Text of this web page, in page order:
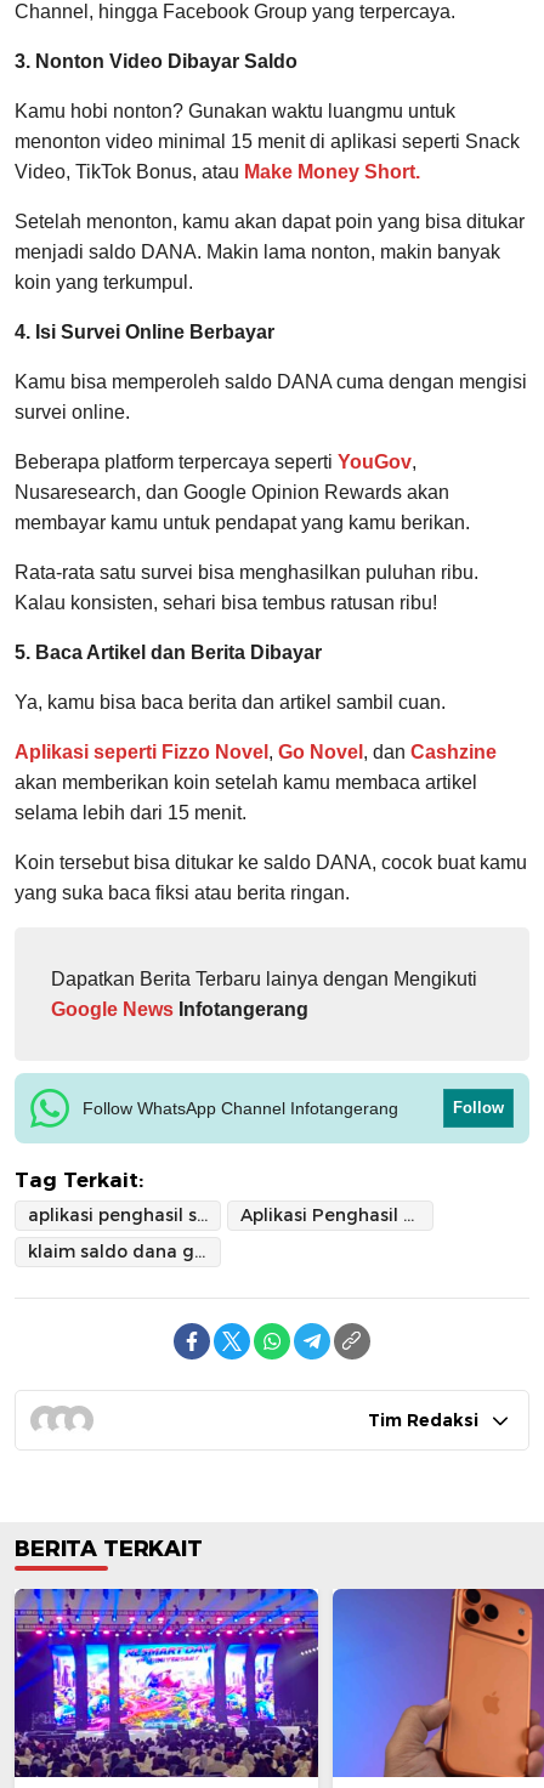
Channel, hingga Facebook Group yang terpercaya.
3. Nonton Video Dibayar Saldo
Kamu hobi nonton? Gunakan waktu luangmu untuk
menonton video minimal 15 menit di aplikasi seperti Snack
Video, TikTok Bonus, atau Make Money Short.
Setelah menonton, kamu akan dapat poin yang bisa ditukar
menjadi saldo DANA. Makin lama nonton, makin banyak
koin yang terkumpul.
4. Isi Survei Online Berbayar
Kamu bisa memperoleh saldo DANA cuma dengan mengisi
survei online.
Beberapa platform terpercaya seperti YouGov,
Nusaresearch, dan Google Opinion Rewards akan
membayar kamu untuk pendapat yang kamu berikan.
Rata-rata satu survei bisa menghasilkan puluhan ribu.
Kalau konsisten, sehari bisa tembus ratusan ribu!
5. Baca Artikel dan Berita Dibayar
Ya, kamu bisa baca berita dan artikel sambil cuan.
Aplikasi seperti Fizzo Novel , Go Novel , dan Cashzine
akan memberikan koin setelah kamu membaca artikel
selama lebih dari 15 menit.
Koin tersebut bisa ditukar ke saldo DANA, cocok buat kamu
yang suka baca fiksi atau berita ringan.
Dapatkan Berita Terbaru lainya dengan Mengikuti
Google News Infotangerang
Follow WhatsApp Channel Infotangerang Follow
Tag Terkait:
aplikasi penghasil saldo DANA
Aplikasi Penghasil Uang
klaim saldo dana gratis
Tim Redaksi
BERITA TERKAIT